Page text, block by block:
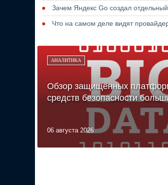
Зачем Яндекс Go создал
Что на самом деле видят
АНАЛИТИКА
Обзор защищённых
средств безопасности
06 августа 2026